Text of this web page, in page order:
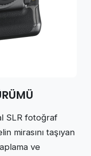
SLR fotoğraf
mirasını taşıyan
ve